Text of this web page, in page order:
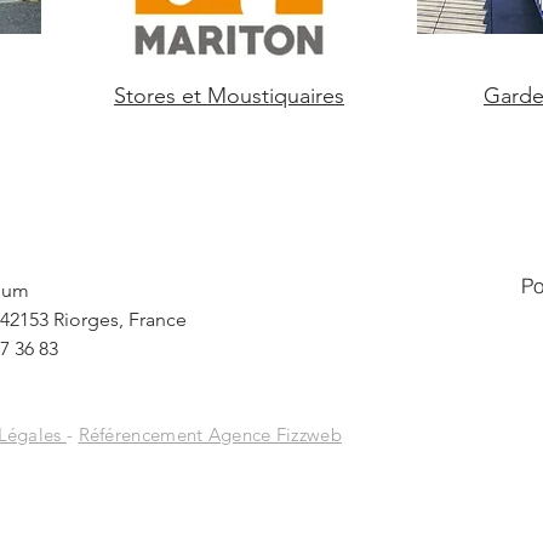
Stores et Moustiquaires
Riorges, France
36 83
- Référencement Agence Fizzweb